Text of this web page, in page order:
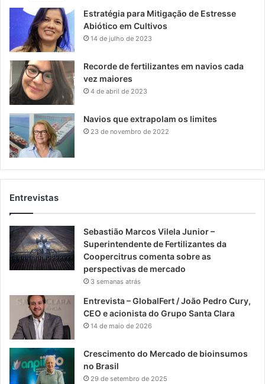
Estratégia para Mitigação de Estresse
Abiótico em Cultivos
14 de julho de 2023
Recorde de fertilizantes em navios cada
vez maiores
4 de abril de 2023
Navios que extrapolam os limites
23 de novembro de 2022
Entrevistas
Sebastião Marcos Vilela Junior –
Superintendente de Fertilizantes da
Coopercitrus comenta sobre as
perspectivas de mercado
3 semanas atrás
Entrevista – GlobalFert / João Pedro Cury,
CEO e acionista do Grupo Santa Clara
14 de maio de 2026
Crescimento do Mercado de bioinsumos
no Brasil
29 de setembro de 2025